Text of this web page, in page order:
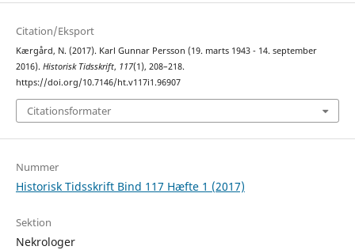
Citation/Eksport
Kærgård, N. (2017). Karl Gunnar Persson (19. marts 1943 - 14. september
2016). Historisk Tidsskrift, 117(1), 208–218.
https://doi.org/10.7146/ht.v117i1.96907
Citationsformater
Nummer
Historisk Tidsskrift Bind 117 Hæfte 1 (2017)
Sektion
Nekrologer